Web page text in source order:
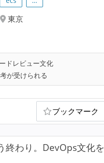
東京
ドレビュー文化
が受けられる
ブックマーク
終わり。DevOps文化を